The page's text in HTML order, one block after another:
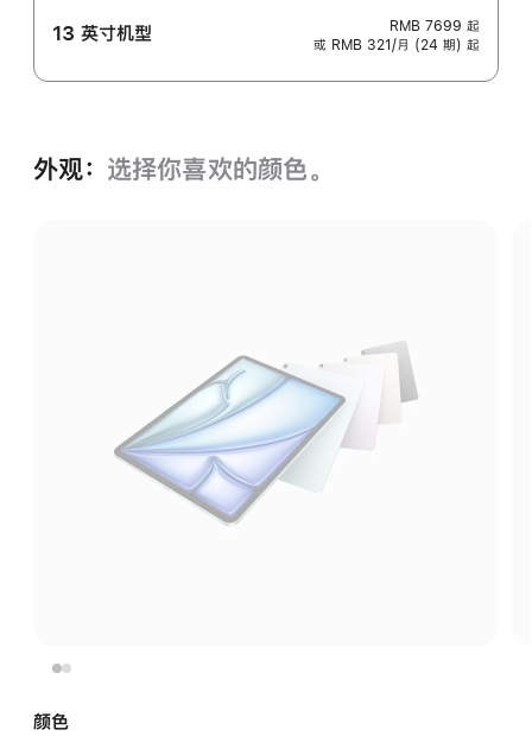
13 英寸机型 RMB 7699 起
或 RMB 321/月 (24 期) 起
外观： 选择你喜欢的颜色。
颜色